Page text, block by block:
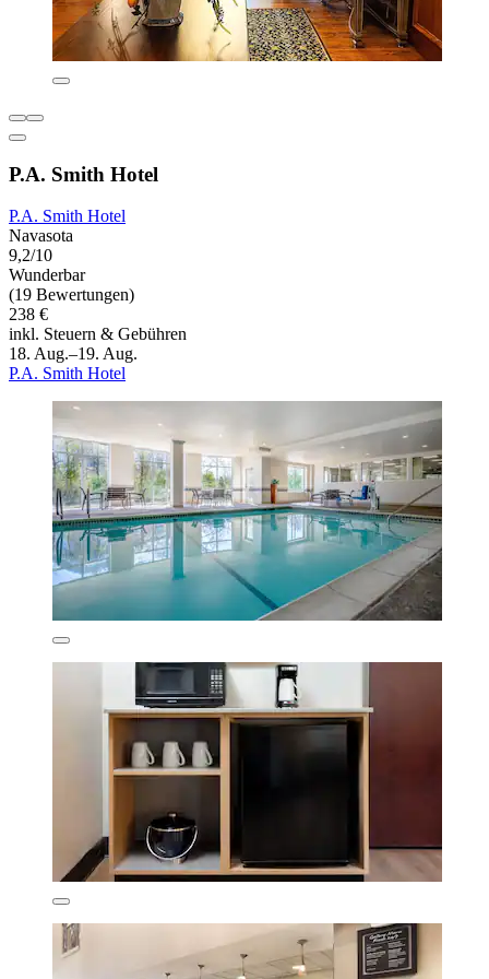
P.A. Smith Hotel
P.A. Smith Hotel
Navasota
9,2/10
Wunderbar
(19 Bewertungen)
238 €
inkl. Steuern & Gebühren
18. Aug.–19. Aug.
P.A. Smith Hotel